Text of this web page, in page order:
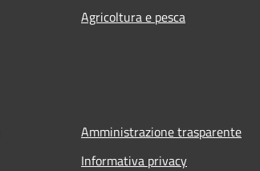
Agricoltura e pesca
Amministrazione trasparente
Informativa privacy